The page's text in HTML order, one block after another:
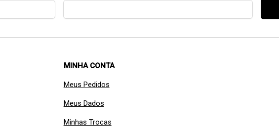
MINHA CONTA
Meus Pedidos
Meus Dados
Minhas Trocas